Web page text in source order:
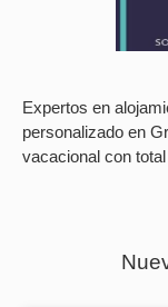
Expertos en
personalizado en
vacacional con